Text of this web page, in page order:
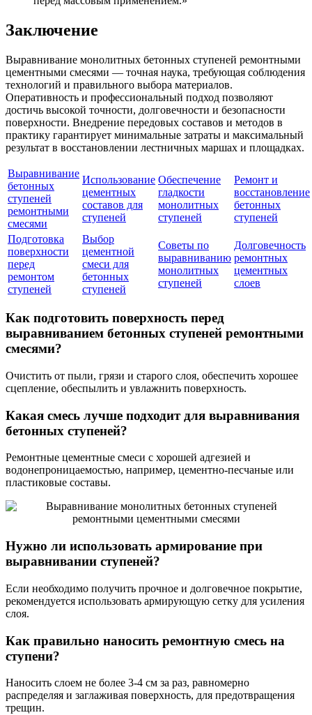
Заключение
Выравнивание монолитных бетонных ступеней ремонтными
цементными смесями — точная наука, требующая соблюдения
технологий и правильного выбора материалов.
Оперативность и профессиональный подход позволяют
достичь высокой точности, долговечности и безопасности
поверхности. Внедрение передовых составов и методов в
практику гарантирует минимальные затраты и максимальный
результат в восстановлении лестничных маршах и площадках.
Выравнивание
бетонных
ступеней
ремонтными
смесями
Использование
цементных
составов для
ступеней
Обеспечение
гладкости
монолитных
ступеней
Ремонт и
восстановление
бетонных
ступеней
Подготовка
поверхности
перед
ремонтом
ступеней
Выбор
цементной
смеси для
бетонных
ступеней
Советы по
выравниванию
монолитных
ступеней
Долговечность
ремонтных
цементных
слоев
Как подготовить поверхность перед
выравниванием бетонных ступеней ремонтными
смесями?
Очистить от пыли, грязи и старого слоя, обеспечить хорошее
сцепление, обеспылить и увлажнить поверхность.
Какая смесь лучше подходит для выравнивания
бетонных ступеней?
Ремонтные цементные смеси с хорошей адгезией и
водонепроницаемостью, например, цементно-песчаные или
пластиковые составы.
Нужно ли использовать армирование при
выравнивании ступеней?
Если необходимо получить прочное и долговечное покрытие,
рекомендуется использовать армирующую сетку для усиления
слоя.
Как правильно наносить ремонтную смесь на
ступени?
Наносить слоем не более 3-4 см за раз, равномерно
распределяя и заглаживая поверхность, для предотвращения
трещин.